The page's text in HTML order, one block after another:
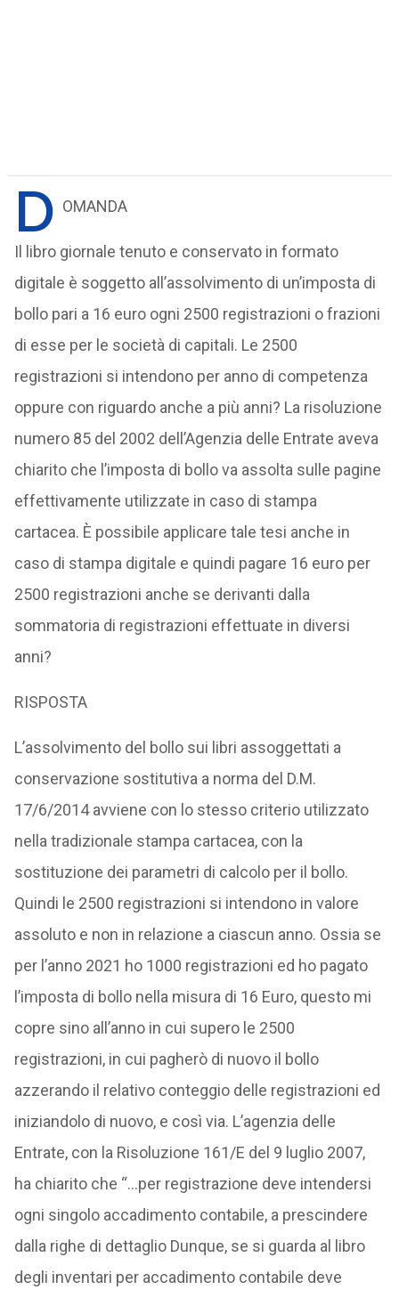
D OMANDA
Il libro giornale tenuto e conservato in formato
digitale è soggetto all’assolvimento di un’imposta di
bollo pari a 16 euro ogni 2500 registrazioni o frazioni
di esse per le società di capitali. Le 2500
registrazioni si intendono per anno di competenza
oppure con riguardo anche a più anni? La risoluzione
numero 85 del 2002 dell’Agenzia delle Entrate aveva
chiarito che l’imposta di bollo va assolta sulle pagine
effettivamente utilizzate in caso di stampa
cartacea. È possibile applicare tale tesi anche in
caso di stampa digitale e quindi pagare 16 euro per
2500 registrazioni anche se derivanti dalla
sommatoria di registrazioni effettuate in diversi
anni?
RISPOSTA
L’assolvimento del bollo sui libri assoggettati a
conservazione sostitutiva a norma del D.M.
17/6/2014 avviene con lo stesso criterio utilizzato
nella tradizionale stampa cartacea, con la
sostituzione dei parametri di calcolo per il bollo.
Quindi le 2500 registrazioni si intendono in valore
assoluto e non in relazione a ciascun anno. Ossia se
per l’anno 2021 ho 1000 registrazioni ed ho pagato
l’imposta di bollo nella misura di 16 Euro, questo mi
copre sino all’anno in cui supero le 2500
registrazioni, in cui pagherò di nuovo il bollo
azzerando il relativo conteggio delle registrazioni ed
iniziandolo di nuovo, e così via. L’agenzia delle
Entrate, con la Risoluzione 161/E del 9 luglio 2007,
ha chiarito che “…per registrazione deve intendersi
ogni singolo accadimento contabile, a prescindere
dalla righe di dettaglio Dunque, se si guarda al libro
degli inventari per accadimento contabile deve